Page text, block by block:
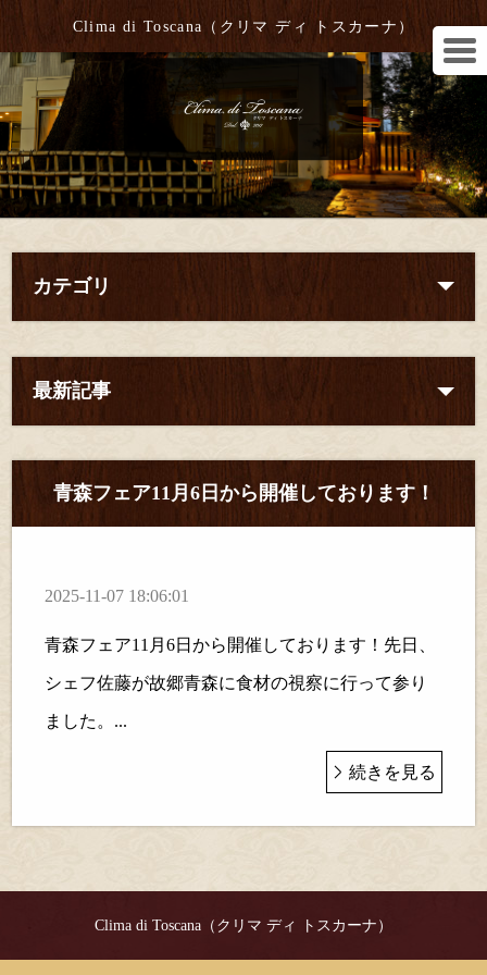
Clima di Toscana（クリマ ディ トスカーナ）
カテゴリ
最新記事
青森フェア11月6日から開催しております！
2025-11-07 18:06:01
青森フェア11月6日から開催しております！先日、
シェフ佐藤が故郷青森に食材の視察に行って参り
ました。...
続きを見る
Clima di Toscana（クリマ ディ トスカーナ）